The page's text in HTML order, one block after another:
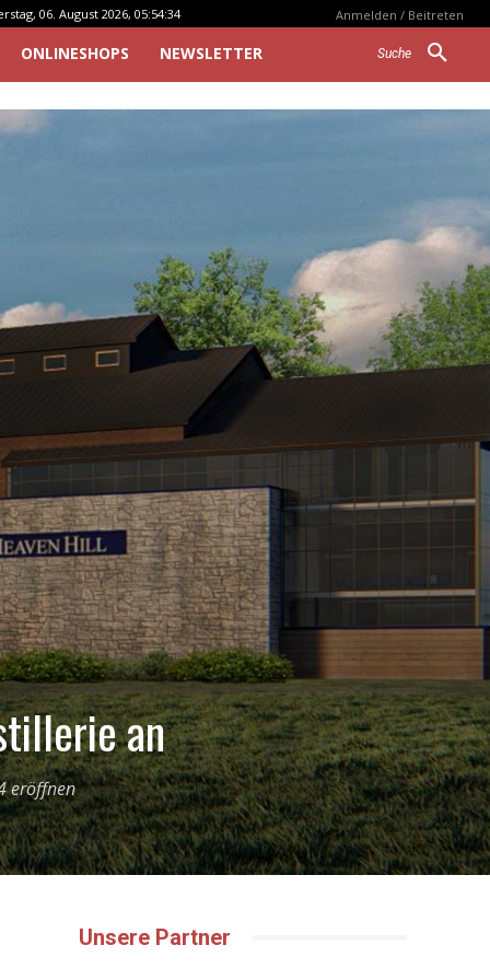
06. August 2026, 05:54:34 Anmelden / Beitreten
Suche
ONLINESHOPS NEWSLETTER
an
eröffnen
Unsere Partner